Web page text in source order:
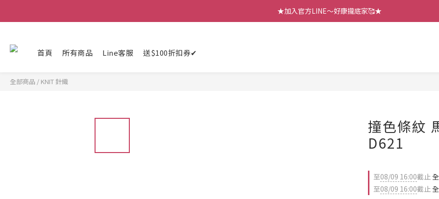
【七月新品】上架了!! 限時折扣優惠😍
★加入官方LINE～好康攏底家🥰★
首頁 所有商品 Line客服 送$100折扣券✔
全部商品 / KNIT 針織
撞色條紋
D621
至08/09 16:00截止
至08/09 16:00截止